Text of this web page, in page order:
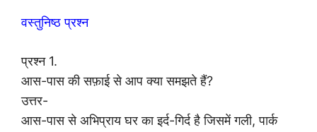
वस्तुनिष्ठ प्रश्न
प्रश्न 1.
आस-पास की सफ़ाई से आप क्या समझते हैं?
उत्तर-
आस-पास से अभिप्राय घर का इर्द-गिर्द है जिसमें गली, पार्क